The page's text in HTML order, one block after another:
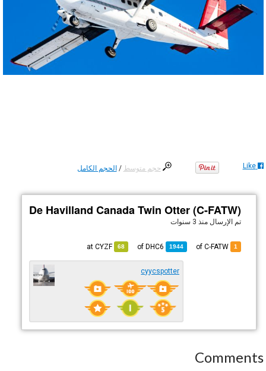
حجم متوسط /الحجم الكامل Like
De Havilland Canada Twin Otter (C-FATW)
تم الإرسال منذ 3 سنوات
1
1944
DHC6
68
at
CYZF
cyycspotter
Comments